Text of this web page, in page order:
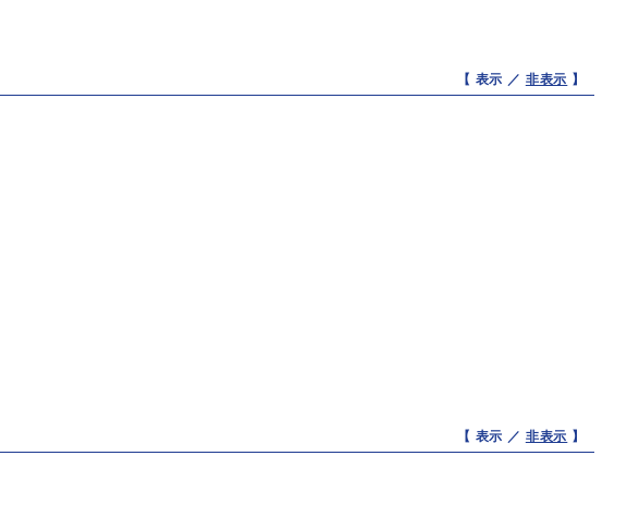
【 表示 ／ 非表示 】
【 表示 ／ 非表示 】